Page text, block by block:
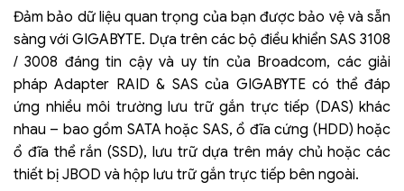
Đảm bảo dữ liệu quan trọng của bạn được bảo vệ và sẵn
sàng với GIGABYTE. Dựa trên các bộ điều khiển SAS 3108
/ 3008 đáng tin cậy và uy tín của Broadcom, các giải
pháp Adapter RAID & SAS của GIGABYTE có thể đáp
ứng nhiều môi trường lưu trữ gắn trực tiếp (DAS) khác
nhau – bao gồm SATA hoặc SAS, ổ đĩa cứng (HDD) hoặc
ổ đĩa thể rắn (SSD), lưu trữ dựa trên máy chủ hoặc các
thiết bị JBOD và hộp lưu trữ gắn trực tiếp bên ngoài.